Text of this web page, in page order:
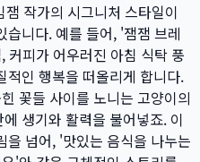
잼 작가의 시그니처 스타일이
니다. 예를 들어, '잼잼 브레
커피가 어우러진 아침 식탁 풍
적인 행복을 떠올리게 합니다.
꽃들 사이를 노니는 고양이의
생기와 활력을 불어넣죠. 이
을 넘어, '맛있는 음식을 나누는